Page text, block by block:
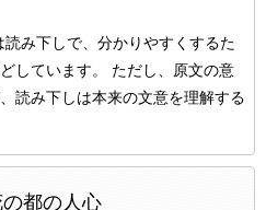
読み下しで、分かりやすくするた
しています。 ただし、原文の意
読み下しは本来の文意を理解する
都の人心